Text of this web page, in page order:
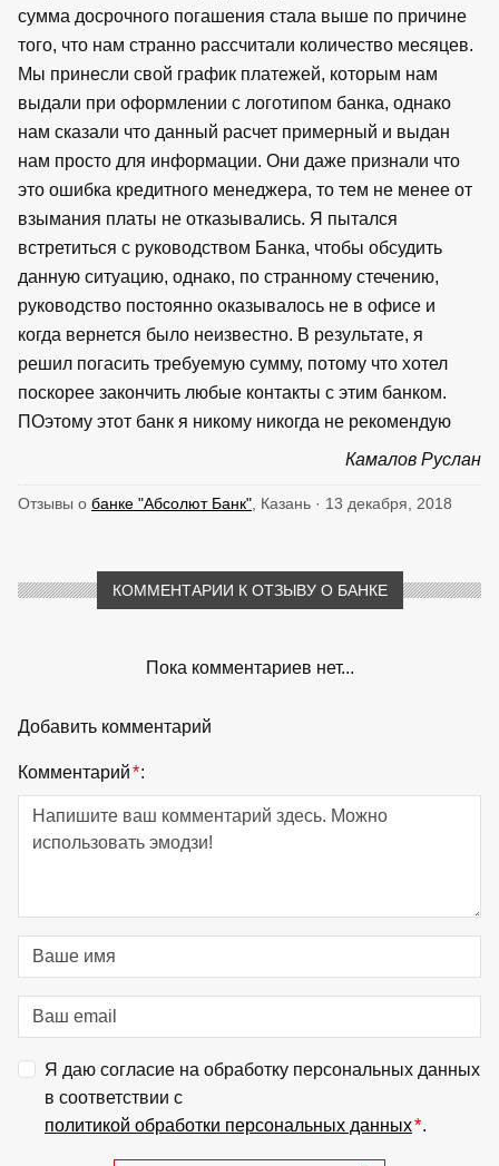
сумма досрочного погашения стала выше по причине
того, что нам странно рассчитали количество месяцев.
Мы принесли свой график платежей, которым нам
выдали при оформлении с логотипом банка, однако
нам сказали что данный расчет примерный и выдан
нам просто для информации. Они даже признали что
это ошибка кредитного менеджера, то тем не менее от
взымания платы не отказывались. Я пытался
встретиться с руководством Банка, чтобы обсудить
данную ситуацию, однако, по странному стечению,
руководство постоянно оказывалось не в офисе и
когда вернется было неизвестно. В результате, я
решил погасить требуемую сумму, потому что хотел
поскорее закончить любые контакты с этим банком.
ПОэтому этот банк я никому никогда не рекомендую
Камалов Руслан
Отзывы о банке "Абсолют Банк" , Казань · 13 декабря, 2018
КОММЕНТАРИИ К ОТЗЫВУ О БАНКЕ
Пока комментариев нет...
Добавить комментарий
Комментарий*:
Я даю согласие на обработку персональных данных
в соответствии с
политикой обработки персональных данных*.